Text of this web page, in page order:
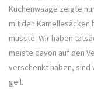
Küchenwaage zeigte
mit den
musste. Wir haben
meiste davon auf den
verschenkt haben, sind
geil.